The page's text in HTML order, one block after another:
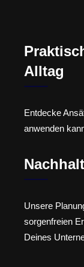
Alltag
Entdecke
anwenden
Unsere
sorgenfreien
Deines